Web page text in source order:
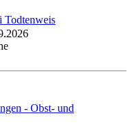
Todtenweis
- Obst- und